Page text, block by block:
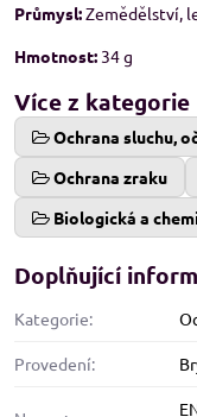
Průmysl:Zemědělství,
Hmotnost: 34 g
Více z kategorie
Ochrana sluchu,
Ochrana zraku
Biologická a
Doplňující
Kategorie:
Provedení: